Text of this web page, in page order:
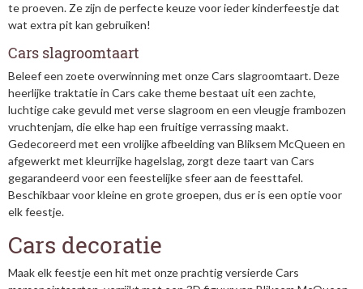
te proeven. Ze zijn de perfecte keuze voor ieder kinderfeestje dat
wat extra pit kan gebruiken!
Cars slagroomtaart
Beleef een zoete overwinning met onze Cars slagroomtaart. Deze
heerlijke traktatie in Cars cake theme bestaat uit een zachte,
luchtige cake gevuld met verse slagroom en een vleugje frambozen
vruchtenjam, die elke hap een fruitige verrassing maakt.
Gedecoreerd met een vrolijke afbeelding van Bliksem McQueen en
afgewerkt met kleurrijke hagelslag, zorgt deze taart van Cars
gegarandeerd voor een feestelijke sfeer aan de feesttafel.
Beschikbaar voor kleine en grote groepen, dus er is een optie voor
elk feestje.
Cars decoratie
Maak elk feestje een hit met onze prachtig versierde Cars